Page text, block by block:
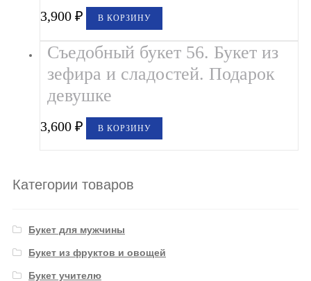
3,900₽ В КОРЗИНУ
Съедобный букет 56. Букет из
зефира и сладостей. Подарок
девушке
3,600₽ В КОРЗИНУ
Категории товаров
Букет для мужчины
Букет из фруктов и овощей
Букет учителю